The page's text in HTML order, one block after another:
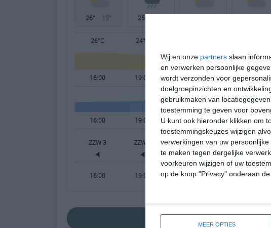
Wij en onze partners slaan
en verwerken persoonlijke
wordt verzonden voor
doelgroepinzichten en
gebruikmaken van
toestemming te geven voor
U kunt ook hieronder klikken om
toestemmingskeuzes wijzigen
verwerkingen van uw
te maken tegen dergelijke
voorkeuren wijzigen of uw
op de knop "Privacy" onderaan de
MEER OPTIES
26° 15° 25°
26°C 24°C
16:00 19:00 22:00 01:00
16:00 19:00 22:00 01:00
ZZW 3 ZZW 2 ZW 2 ZW 2
16:00 19:00 22:00 01:00
bekijk de uitgebreide